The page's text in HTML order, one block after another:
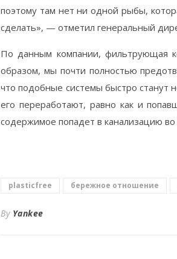
поэтому там нет ни одной рыбы,
сделать», — отметил генеральный
По данным компании, фильтрующая
образом, мы почти полностью
что подобные системы быстро станут
его переработают, равно как и
содержимое попадет в канализацию
plasticfree бережное отношение
By Yankee